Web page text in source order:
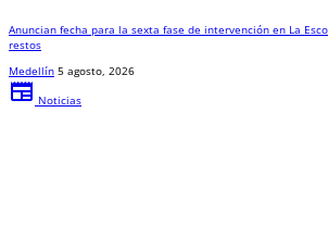
Anuncian fecha para la sexta fase de intervención en La
restos
Medellín 5 agosto, 2026
newspaper Noticias